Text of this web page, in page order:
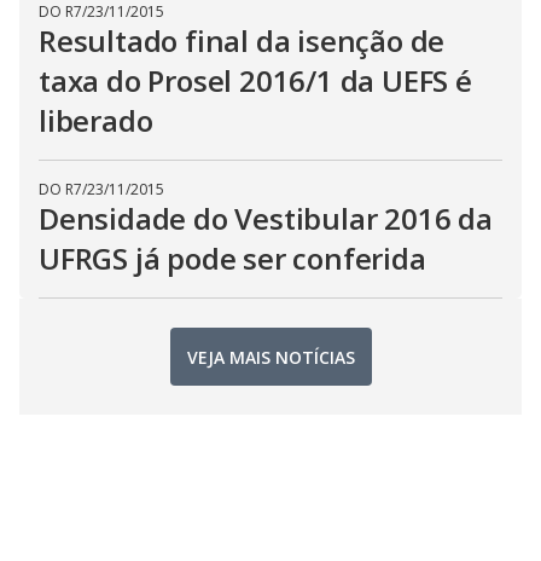
DO R7/23/11/2015
Resultado final da isenção de
taxa do Prosel 2016/1 da UEFS é
liberado
DO R7/23/11/2015
Densidade do Vestibular 2016 da
UFRGS já pode ser conferida
VEJA MAIS NOTÍCIAS